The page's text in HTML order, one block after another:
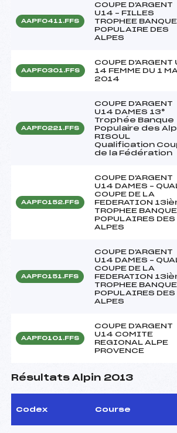
AAPF0411.FFS
COUPE D'ARGENT
U14 – FILLES
TROPHEE BANQUE
POPULAIRE DES
ALPES
AAPF0301.FFS
COUPE D'ARGENT
14 FEMME DU 1
2014
AAPF0221.FFS
COUPE D'ARGENT
U14 DAMES 13°
Trophée Banque
Populaire des
RISOUL
Qualification
de la Fédération
AAPF0152.FFS
COUPE D'ARGENT
U14 DAMES –
COUPE DE LA
FEDERATION
TROPHEE BANQUE
POPULAIRES DES
ALPES
AAPF0151.FFS
COUPE D'ARGENT
U14 DAMES –
COUPE DE LA
FEDERATION
TROPHEE BANQUE
POPULAIRES DES
ALPES
AAPF0101.FFS
COUPE D'ARGENT
U14 COMITE
REGIONAL ALPE
PROVENCE
Résultats Alpin 2013
Codex Course